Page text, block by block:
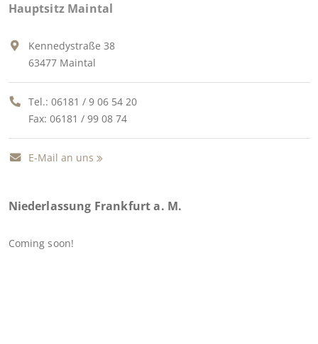
Hauptsitz Maintal
Kennedystraße 38
63477 Maintal
Tel.: 06181 / 9 06 54 20
Fax: 06181 / 99 08 74
E-Mail an uns
Niederlassung Frankfurt a. M.
Coming soon!